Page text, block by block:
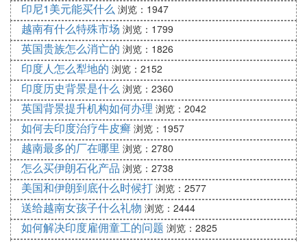
印尼1美元能买什么 浏览：1947
越南有什么特殊市场 浏览：1799
英国贵族怎么消亡的 浏览：1826
印度人怎么犁地的 浏览：2152
印度历史背景是什么 浏览：2360
英国背景提升机构如何办理 浏览：2042
如何去印度治疗牛皮癣 浏览：1957
越南最多的厂在哪里 浏览：2780
怎么买伊朗石化产品 浏览：2738
美国和伊朗到底什么时候打 浏览：2577
送给越南女孩子什么礼物 浏览：2444
如何解决印度雇佣童工的问题 浏览：2825